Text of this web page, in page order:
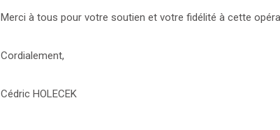
Merci à tous pour votre soutien et votre fidélité à cette
Cordialement,
Cédric HOLECEK